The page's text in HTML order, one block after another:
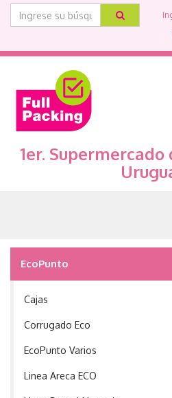
1er.
EcoPunto
Cajas
Corrugado Eco
EcoPunto Varios
Linea Areca ECO